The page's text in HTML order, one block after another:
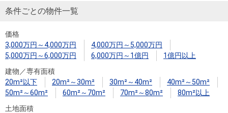
住まいと
暮らしの
税金の本
（電子ブ
ック）
購入ガイ
ド
暮らしの
ック）
条件ごとの物件一覧
価格
3,000万円～4,000万円
4,000万円～5,000万円
5,000万円～6,000万円
6,000万円～1億円
1億円以上
建物／専有面積
20m²以下
20m²～30m² 30m²～40m²
40m²～50m²
50m²～60m²
60m²～70m² 70m²～80m²
80m²以上
土地面積